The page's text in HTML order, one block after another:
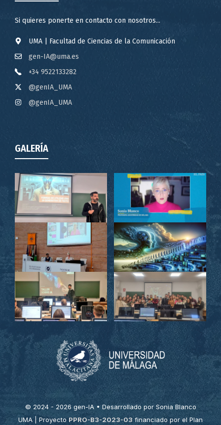
Si quieres ponerte en contacto con nosotros...
UMA | Facultad de Ciencias de la Comunicación
gen-IA@uma.es
+34 9522133282
@genIA_UMA
@genIA_UMA
GALERÍA
© 2024 - 2026 gen-IA • Desarrollado por Sonia Blanco
UMA | Proyecto PPRO-B3-2023-03financiado por el Plan